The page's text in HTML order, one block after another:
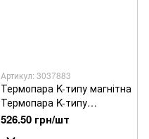
Артикул: 3037883
Термопара K-типу магнітна
Термопара K-типу
магнітна,кругла
526.50 грн/шт